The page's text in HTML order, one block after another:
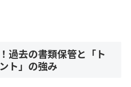
過去の書類保管と「ト
ト」の強み